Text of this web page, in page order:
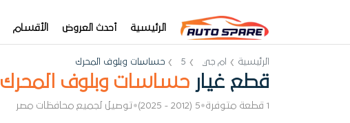
الرئيسية أحدث العروض الأقسام
الرئيسية ام جي 5 حساسات وبلوف المحرك
قطع غيار حساسات وبلوف المحرك
1 قطعة متوفرة •
5 (2012 - 2025)
•توصيل لجميع محافظات مصر